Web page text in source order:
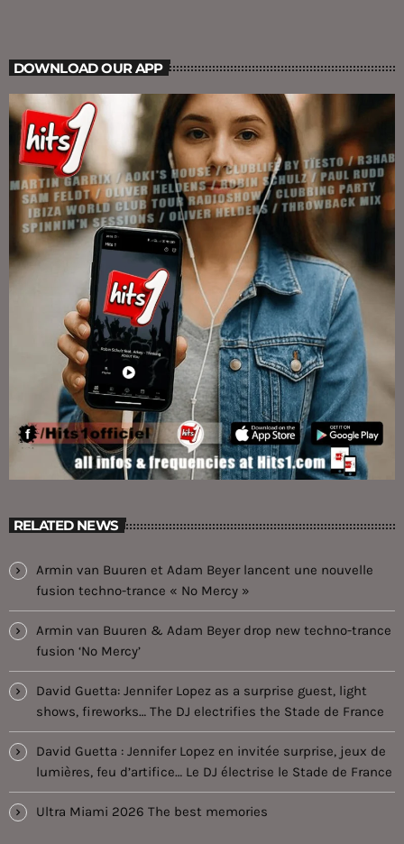
DOWNLOAD OUR APP
RELATED NEWS
Armin van Buuren et Adam Beyer lancent une nouvelle
fusion techno-trance « No Mercy »
Armin van Buuren & Adam Beyer drop new techno-trance
fusion ‘No Mercy’
David Guetta: Jennifer Lopez as a surprise guest, light
shows, fireworks… The DJ electrifies the Stade de France
David Guetta : Jennifer Lopez en invitée surprise, jeux de
lumières, feu d’artifice… Le DJ électrise le Stade de France
Ultra Miami 2026 The best memories